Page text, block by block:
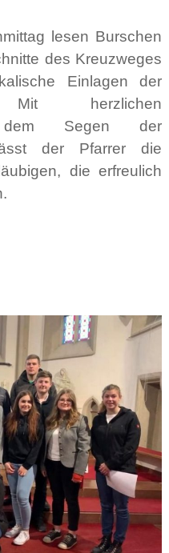
lesen Burschen
des Kreuzweges
Einlagen der
Mit herzlichen
dem Segen der
der Pfarrer die
die erfreulich